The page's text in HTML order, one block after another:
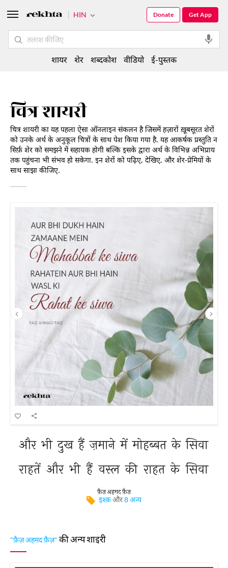
चित्र शायरी
चित्र शायरी का यह पहला ऐसा ऑनलाइन संकलन है जिसमें हज़ारों ख़ूबसूरत शेरों
को उनके अर्थ के अनुकूल चित्रों के साथ पेश किया गया है. यह आकर्षक प्रस्तुति न
सिर्फ़ शेर को समझने में सहायक होगी बल्कि इसके द्वारा अर्थ के विभिन्न अभिप्राय
तक पहुंचना भी संभव हो सकेगा. इन शेरों को पढ़िए, देखिए, और शेर-प्रेमियों के
साथ साझा कीजिए.
और भी दुख हैं ज़माने में मोहब्बत के सिवा
राहतें और भी हैं वस्ल की राहत के सिवा
फ़ैज़ अहमद फ़ैज़
इश्क़और8 अन्य
"फ़ैज़ अहमद फ़ैज़" की अन्य शाइरी
HIN Get App
Donate
शायर शेर शब्दकोश वीडियो ई-पुस्तक